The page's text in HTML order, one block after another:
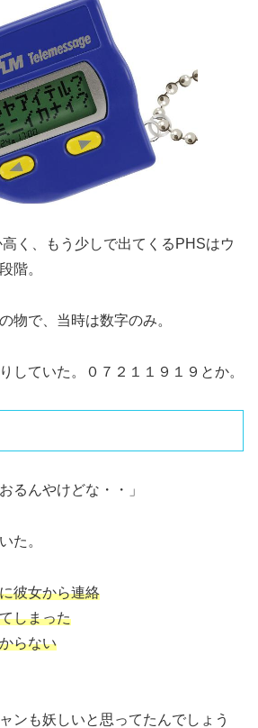
く、もう少しで出てくるPHSはウ
階。
物で、当時は数字のみ。
していた。０７２１１９１９とか。
るんやけどな・・」
た。
彼女から連絡
しまった
らない
ンも妖しいと思ってたんでしょう